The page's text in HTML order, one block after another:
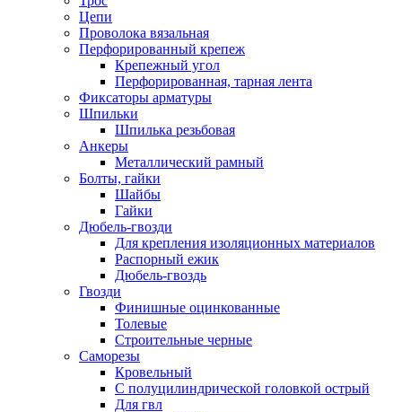
Цепи
Проволока вязальная
Перфорированный крепеж
Крепежный угол
Перфорированная, тарная лента
Фиксаторы арматуры
Шпильки
Шпилька резьбовая
Анкеры
Металлический рамный
Болты, гайки
Шайбы
Гайки
Дюбель-гвозди
Для крепления изоляционных материалов
Распорный ежик
Дюбель-гвоздь
Гвозди
Финишные оцинкованные
Толевые
Строительные черные
Саморезы
Кровельный
С полуцилиндрической головкой острый
Для гвл